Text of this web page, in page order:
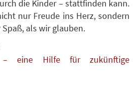
die Kinder – stattfinden kann.
nur Freude ins Herz, sondern
als wir glauben.
– eine Hilfe für zukünftige